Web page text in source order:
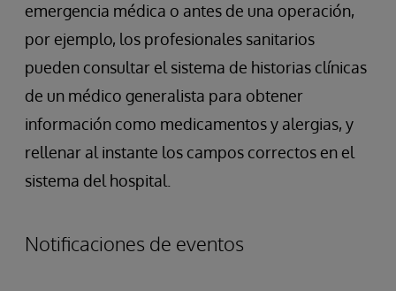
emergencia médica o antes de una operación,
por ejemplo, los profesionales sanitarios
pueden consultar el sistema de historias clínicas
de un médico generalista para obtener
información como medicamentos y alergias, y
rellenar al instante los campos correctos en el
sistema del hospital.
Notificaciones de eventos